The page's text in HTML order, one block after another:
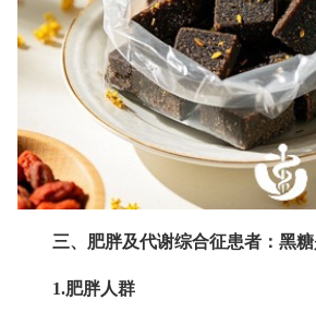
三、肥胖及代谢综合征患者：黑
1.肥胖人群